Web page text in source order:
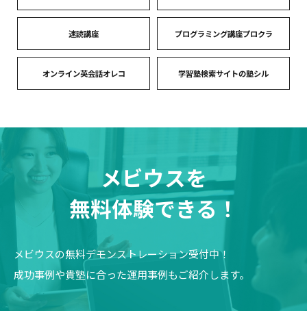
速読講座 プログラミング講座プロクラ
オンライン英会話オレコ 学習塾検索サイトの塾シル
メビウスを
無料体験できる！
メビウスの無料デモンストレーション受付中！
成功事例や貴塾に合った運用事例もご紹介します。